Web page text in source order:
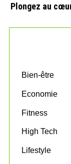
Plongez au
Bien-être
Economie
Fitness
High Tech
Lifestyle